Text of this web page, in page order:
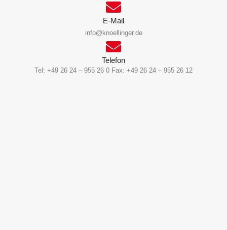
E-Mail
info@knoellinger.de
Telefon
Tel: +49 26 24 – 955 26 0 Fax: +49 26 24 – 955 26 12